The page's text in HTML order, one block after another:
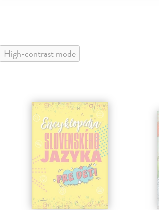
High-contrast mode